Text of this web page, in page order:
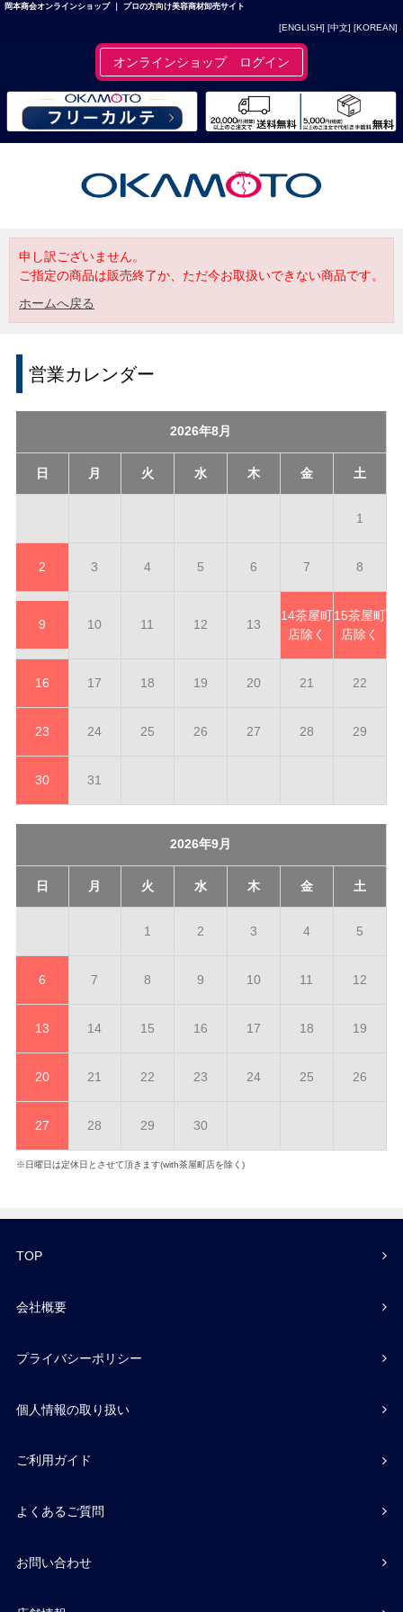
岡本商会オンラインショップ ｜ プロの方向け美容商材卸売サイト
[ENGLISH] [中文] [KOREAN]
オンラインショップ ログイン
申し訳ございません。
ご指定の商品は販売終了か、ただ今お取扱いできない商品です。
ホームへ戻る
営業カレンダー
2026年8月
日 月 火 水 木 金 土
1
2 3 4 5 6 7 8
9 10 11 12 13
14茶屋町
店除く
15茶屋町
店除く
16 17 18 19 20 21 22
23 24 25 26 27 28 29
30 31
2026年9月
日 月 火 水 木 金 土
1 2 3 4 5
6 7 8 9 10 11 12
13 14 15 16 17 18 19
20 21 22 23 24 25 26
27 28 29 30
※日曜日は定休日とさせて頂きます(with茶屋町店を除く)
TOP
会社概要
プライバシーポリシー
個人情報の取り扱い
ご利用ガイド
よくあるご質問
お問い合わせ